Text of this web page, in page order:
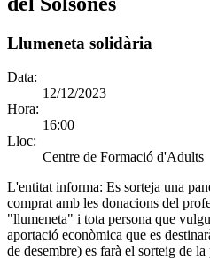
Llumeneta solidària
Data:
12/12/2023
Hora:
16:00
Lloc:
Centre de Formació d'Adults
L'entitat informa: Es sorteja una
comprat amb les donacions del
"llumeneta" i tota persona que
aportació econòmica que es
de desembre) es farà el sorteig de la